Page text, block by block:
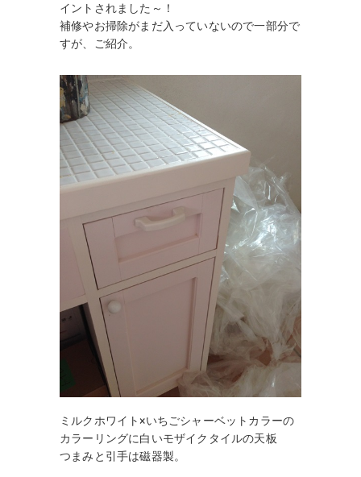
イントされました～！
補修やお掃除がまだ入っていないので一部分で
すが、ご紹介。
ミルクホワイト×いちごシャーベットカラーの
カラーリングに白いモザイクタイルの天板
つまみと引手は磁器製。